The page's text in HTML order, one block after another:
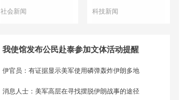
社会新闻 科技新闻
我使馆发布公民赴泰参加文体活动提醒
伊官员：有证据显示美军使用磷弹轰炸伊朗多地
消息人士：美军高层在寻找摆脱伊朗战事的途径